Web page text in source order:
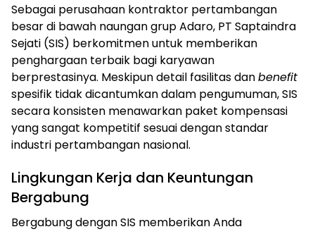
Sebagai perusahaan kontraktor pertambangan
besar di bawah naungan grup Adaro, PT Saptaindra
Sejati (SIS) berkomitmen untuk memberikan
penghargaan terbaik bagi karyawan
berprestasinya. Meskipun detail fasilitas danbenefit
spesifik tidak dicantumkan dalam pengumuman, SIS
secara konsisten menawarkan paket kompensasi
yang sangat kompetitif sesuai dengan standar
industri pertambangan nasional.
Lingkungan Kerja dan Keuntungan
Bergabung
Bergabung dengan SIS memberikan Anda